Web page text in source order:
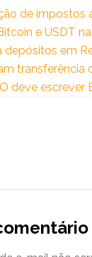
de impostos
e USDT
depósitos em
transferência
deve escrever